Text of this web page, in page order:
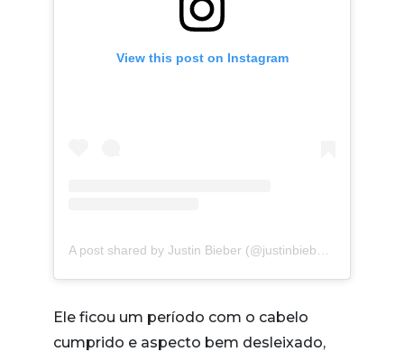
View this post on Instagram
Ele ficou um período com o cabelo
cumprido e aspecto bem desleixado,